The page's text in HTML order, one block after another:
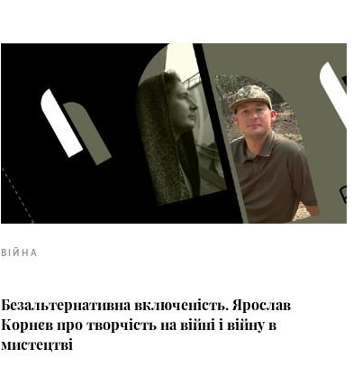
ВІЙНА
Безальтернативна включеність. Ярослав
Корнєв про творчість на війні і війну в
мистецтві